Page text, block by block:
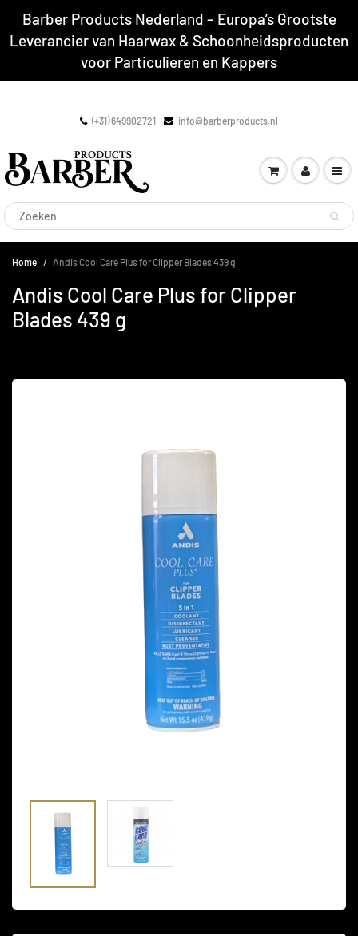
Barber Products Nederland – Europa’s Grootste
Leverancier van Haarwax & Schoonheidsproducten
voor Particulieren en Kappers
(+31) 649902721 info@barberproducts.nl
Home Andis Cool Care Plus for Clipper Blades 439 g
Andis Cool Care Plus for Clipper
Blades 439 g